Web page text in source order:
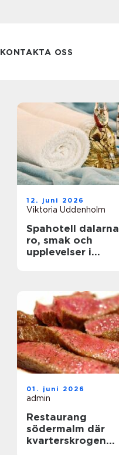
KONTAKTA OSS
12. juni 2026
Viktoria Uddenholm
Spahotell dalarna
ro, smak och
upplevelser i
01. juni 2026
admin
Restaurang
södermalm där
kvarterskrogen